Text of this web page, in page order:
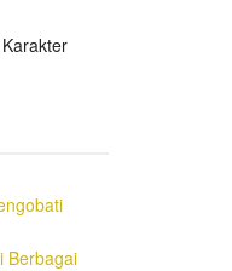
Berbagai